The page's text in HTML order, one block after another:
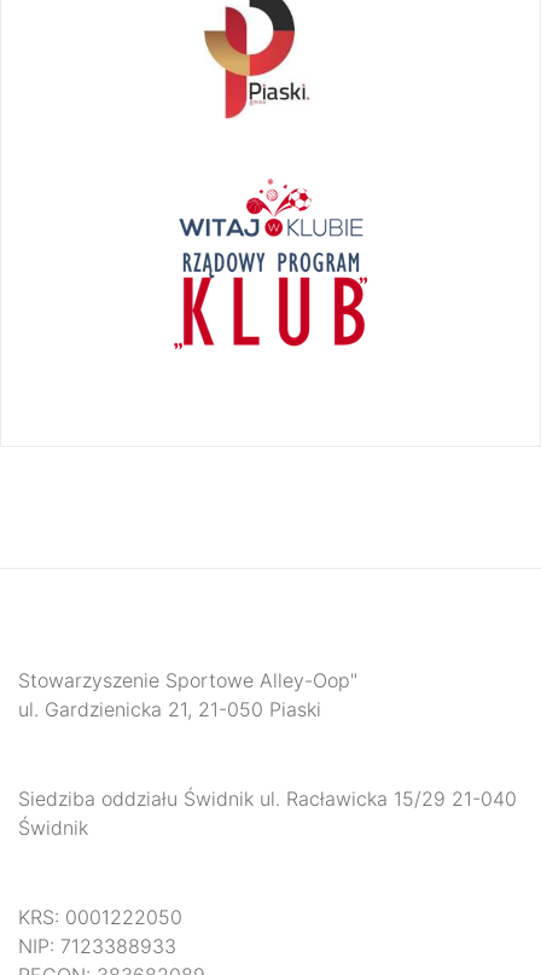
Stowarzyszenie Sportowe Alley-Oop"
ul. Gardzienicka 21, 21-050 Piaski
Siedziba oddziału Świdnik ul. Racławicka 15/29 21-040
Świdnik
KRS: 0001222050
NIP: 7123388933